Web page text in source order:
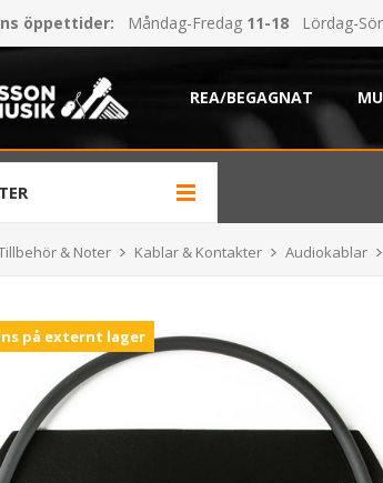
öppettider: Måndag-Fredag 11-18 Lördag-
REA/BEGAGNAT
& Noter Kablar & Kontakter Audiokablar
på externt lager